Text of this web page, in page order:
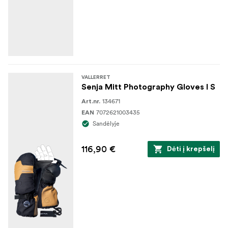
VALLERRET
Senja Mitt Photography Gloves I S
Art.nr. 134671
EAN 7072621003435
Sandėlyje
116,90 € Dėti į krepšelį